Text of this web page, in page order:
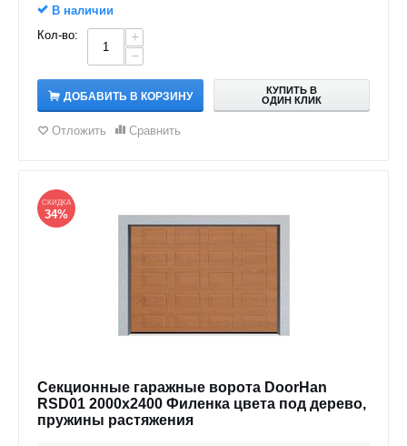
В наличии
Кол-во:
+
−
ДОБАВИТЬ В КОРЗИНУ
КУПИТЬ В
ОДИН КЛИК
Отложить Сравнить
СКИДКА
34%
Секционные гаражные ворота DoorHan
RSD01 2000x2400 Филенка цвета под дерево,
пружины растяжения